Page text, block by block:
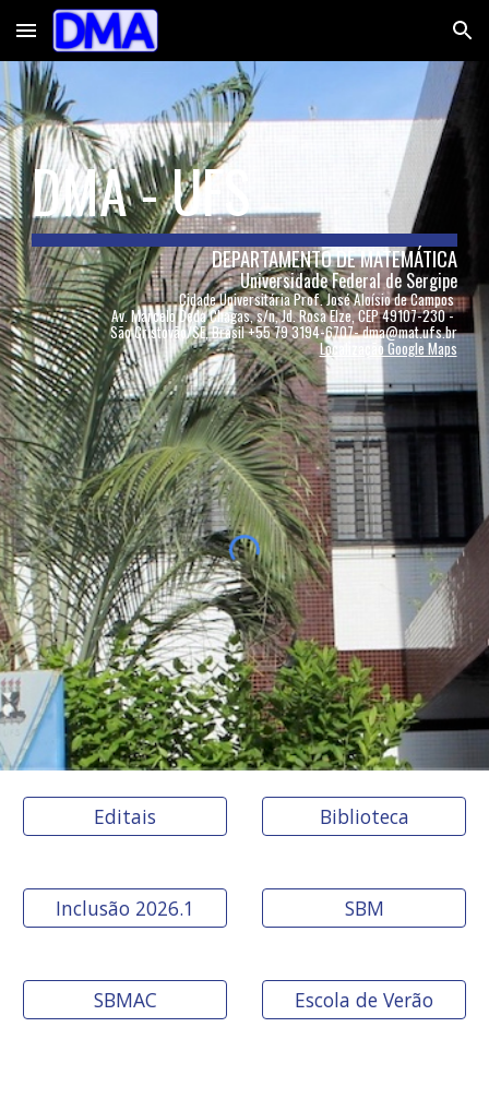
Skip to main content Skip to navigation
DMA - UFS
DEPARTAMENTO DE MATEMÁTICA
Universidade Federal de Sergipe
Cidade Universitária Prof. José Aloísio de Campos
Av.Marcelo Deda Chagas, s/n, Jd. Rosa Elze, CEP 49107-230 -
São Cristovão/SE, Brasil +55 79 3194-6707- dma@mat.ufs.br
Localização Google Maps
Editais Biblioteca
Inclusão 2026.1 SBM
SBMAC Escola de Verão